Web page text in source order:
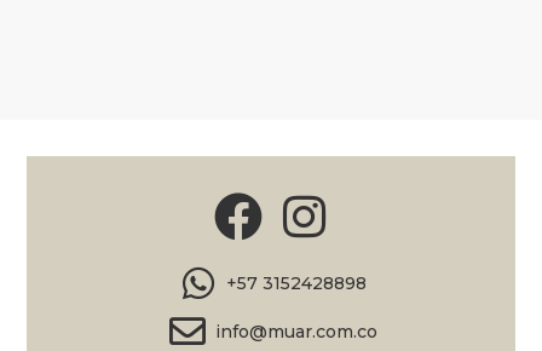
+57 3152428898
info@muar.com.co